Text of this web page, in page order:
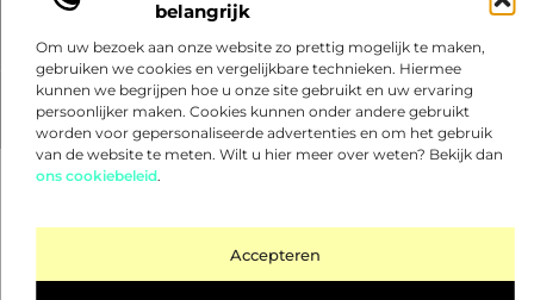
belangrijk
Om uw bezoek aan onze website zo prettig mogelijk te maken,
gebruiken we cookies en vergelijkbare technieken. Hiermee
kunnen we begrijpen hoe u onze site gebruikt en uw ervaring
persoonlijker maken. Cookies kunnen onder andere gebruikt
worden voor gepersonaliseerde advertenties en om het gebruik
van de website te meten. Wilt u hier meer over weten? Bekijk dan
ons cookiebeleid.
Accepteren
@2025 www.quad-adventure.be. All Right Reserved.​